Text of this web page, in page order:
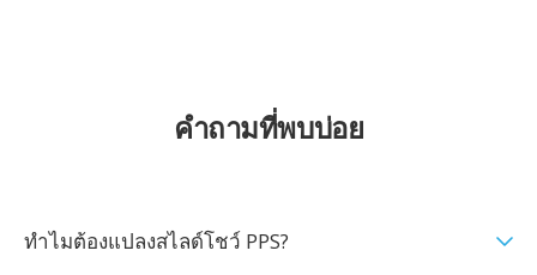
คำถามที่พบบ่อย
ทำไมต้องแปลงสไลด์โชว์ PPS?